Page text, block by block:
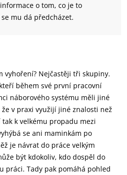
o tom, co je to
mu dá předcházet.
vyhoření? Nejčastěji tři skupiny.
během své první pracovní
náborového systému měli jiné
v praxi využijí jiné znalosti než
k velkému propadu mezi
se ani maminkám po
je návrat do práce velkým
být kdokoliv, kdo dospěl do
práci. Tady pak pomáhá pohled